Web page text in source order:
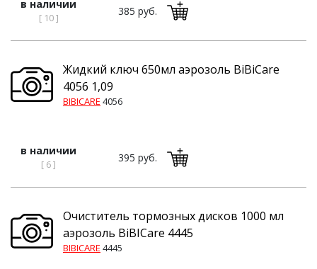
в наличии
[ 10 ]
385 руб.
Жидкий ключ 650мл аэрозоль BiBiCare
4056 1,09
BIBICARE 4056
в наличии
[ 6 ]
395 руб.
Очиститель тормозных дисков 1000 мл
аэрозоль BiBICare 4445
BIBICARE 4445